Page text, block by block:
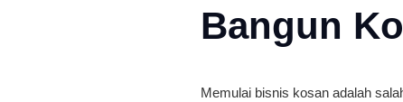
Bangun
Memulai bisnis kosan adalah